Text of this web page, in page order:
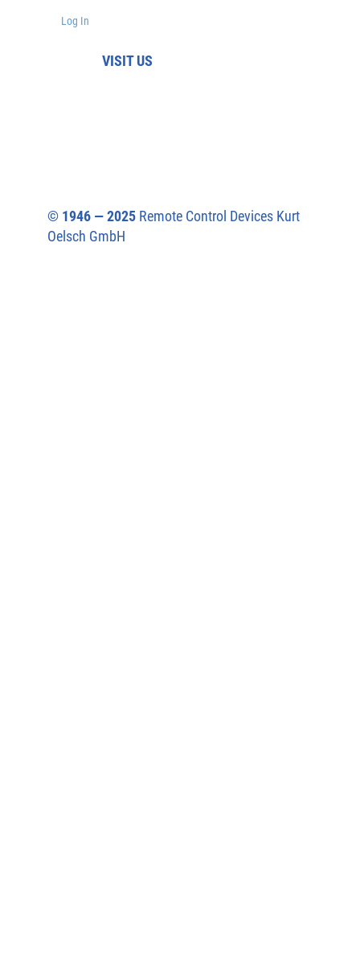
Log In
© 1946 — 2025Remote Control Devices Kurt
Oelsch GmbH
VISIT US